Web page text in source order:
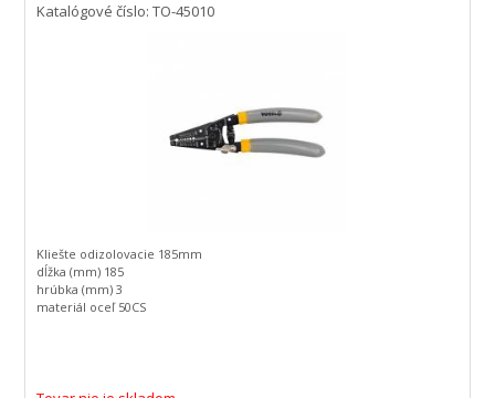
Katalógové číslo: TO-45010
Kliešte odizolovacie 185mm
dĺžka (mm) 185
hrúbka (mm) 3
materiál oceľ 50CS